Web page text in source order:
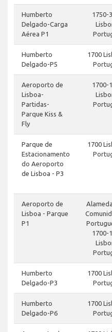
Humberto
Delgado-Carga
Aérea P1
1750-
Humberto
Delgado-P5
1700
Aeroporto de
Lisboa-
Partidas-
Parque Kiss &
Fly
1700-
Parque de
Estacionamento
do Aeroporto
de Lisboa - P3
1700
Aeroporto de
Lisboa - Parque
P1
1700-
Humberto
Delgado-P3
1700
Humberto
Delgado-P6
1700